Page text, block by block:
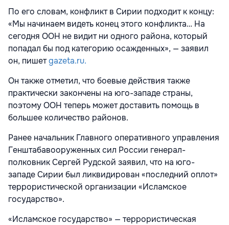
По его словам, конфликт в Сирии подходит к концу:
«Мы начинаем видеть конец этого конфликта… На
сегодня ООН не видит ни одного района, который
попадал бы под категорию осажденных», — заявил
он, пишетgazeta.ru.
Он также отметил, что боевые действия также
практически закончены на юго-западе страны,
поэтому ООН теперь может доставить помощь в
большее количество районов.
Ранее начальник Главного оперативного управления
Генштабавооруженных сил России генерал-
полковник Сергей Рудской заявил, что на юго-
западе Сирии был ликвидирован «последний оплот»
террористической организации «Исламское
государство».
«Исламское государство» — террористическая